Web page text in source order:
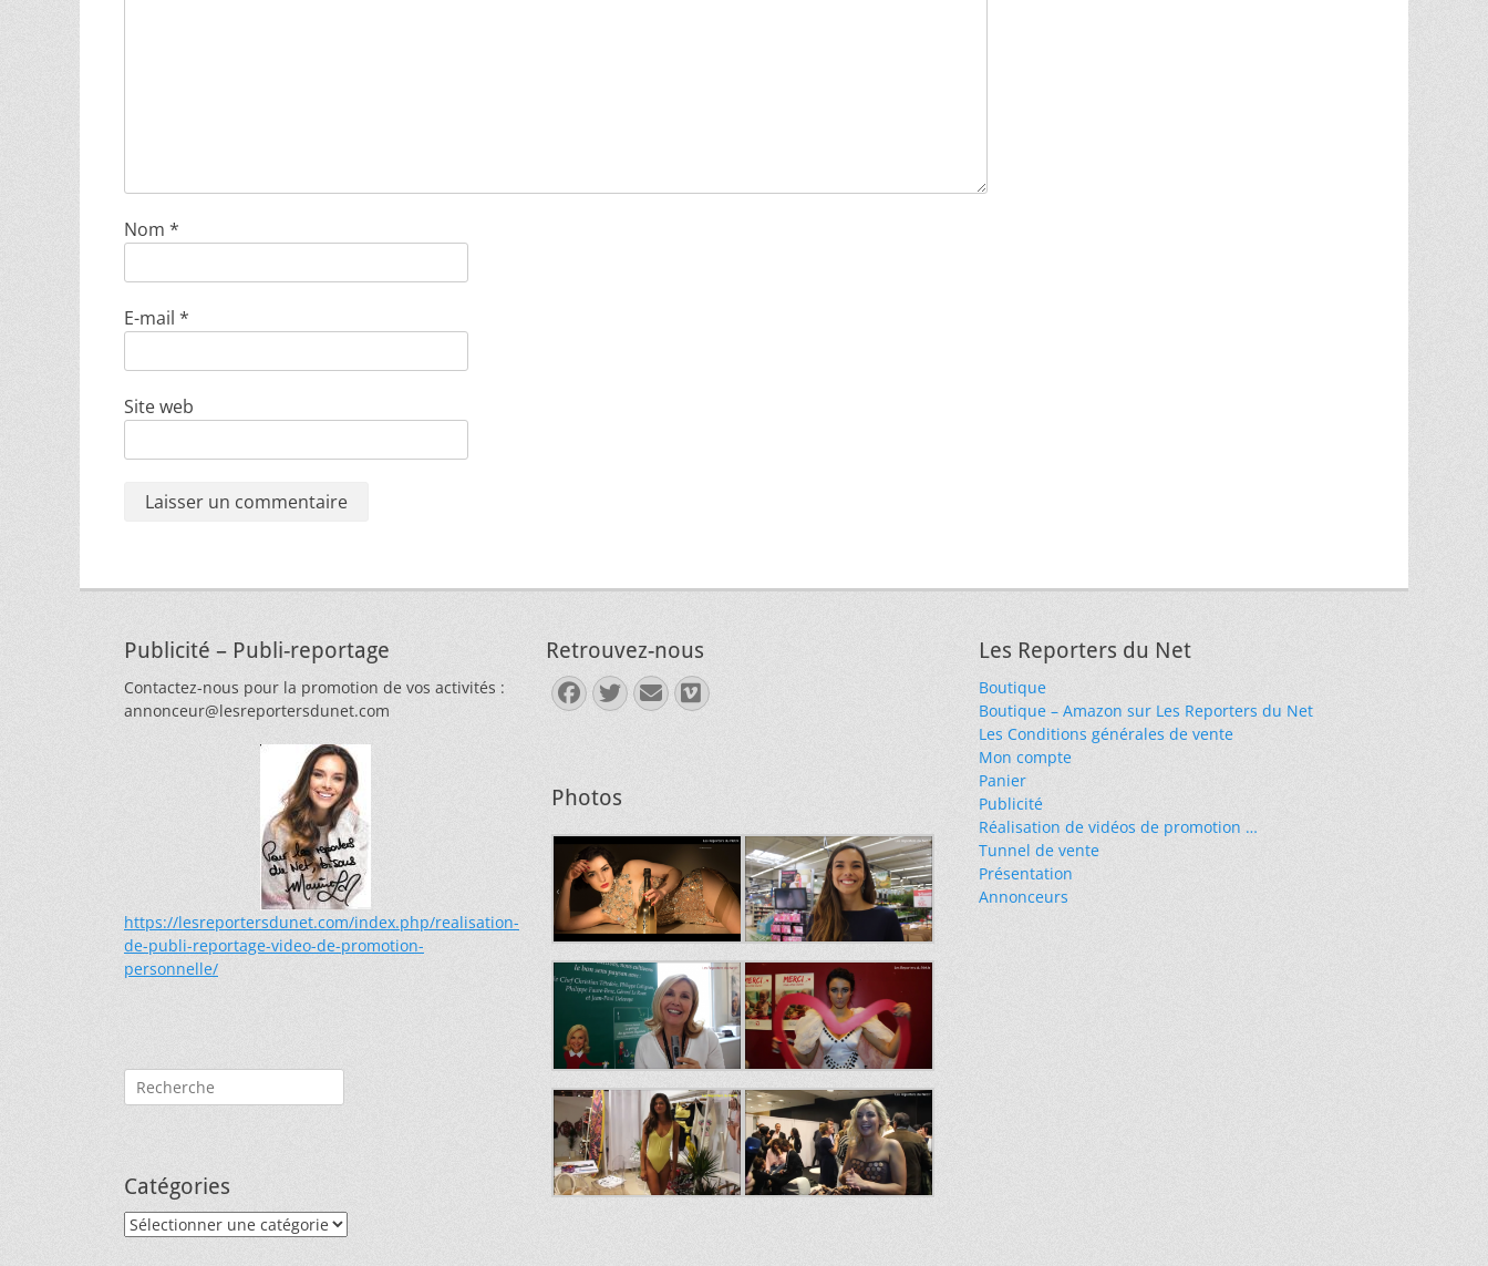
Nom *
E-mail *
Site web
Publicité – Publi-reportage
Contactez-nous pour la promotion de vos activités :
annonceur@lesreportersdunet.com
https://lesreportersdunet.com/index.php/realisation-
de-publi-reportage-video-de-promotion-
personnelle/
Rechercher :
Catégories
Catégories
Retrouvez-nous
Facebook
Twitter
E-
mail
Vimeo
Photos
Les Reporters du Net
Boutique
Boutique – Amazon sur Les Reporters du Net
Les Conditions générales de vente
Mon compte
Panier
Publicité
Réalisation de vidéos de promotion …
Tunnel de vente
Présentation
Annonceurs